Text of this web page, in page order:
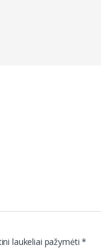
laukeliai pažymėti*